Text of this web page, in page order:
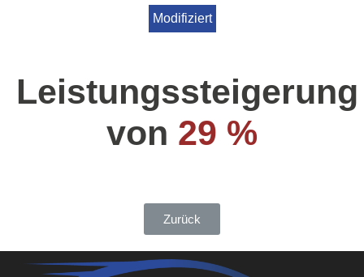
Modifiziert
Leistungssteigerung
von 29 %
Zurück